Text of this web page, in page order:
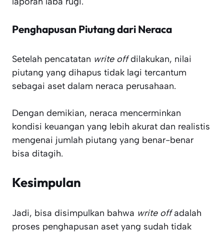
Penghapusan Piutang dari Neraca
Setelah pencatatan write offdilakukan, nilai
piutang yang dihapus tidak lagi tercantum
sebagai aset dalam neraca perusahaan.
Dengan demikian, neraca mencerminkan
kondisi keuangan yang lebih akurat dan realistis
mengenai jumlah piutang yang benar-benar
bisa ditagih.
Kesimpulan
Jadi, bisa disimpulkan bahwa write offadalah
proses penghapusan aset yang sudah tidak